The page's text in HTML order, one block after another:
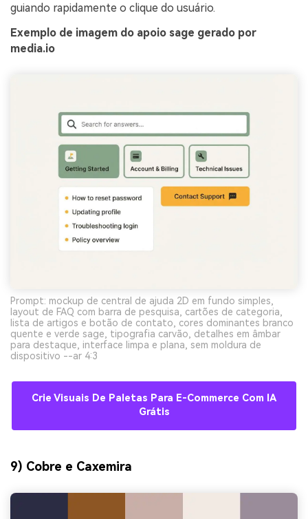
guiando rapidamente o clique do usuário.
Exemplo de imagem do apoio sage gerado por
media.io
Prompt: mockup de central de ajuda 2D em fundo simples,
layout de FAQ com barra de pesquisa, cartões de categoria,
lista de artigos e botão de contato, cores dominantes branco
quente e verde sage, tipografia carvão, detalhes em âmbar
para destaque, interface limpa e plana, sem moldura de
dispositivo --ar 4:3
Crie Visuais De Paletas Para E-Commerce Com IA
Grátis
9) Cobre e Caxemira